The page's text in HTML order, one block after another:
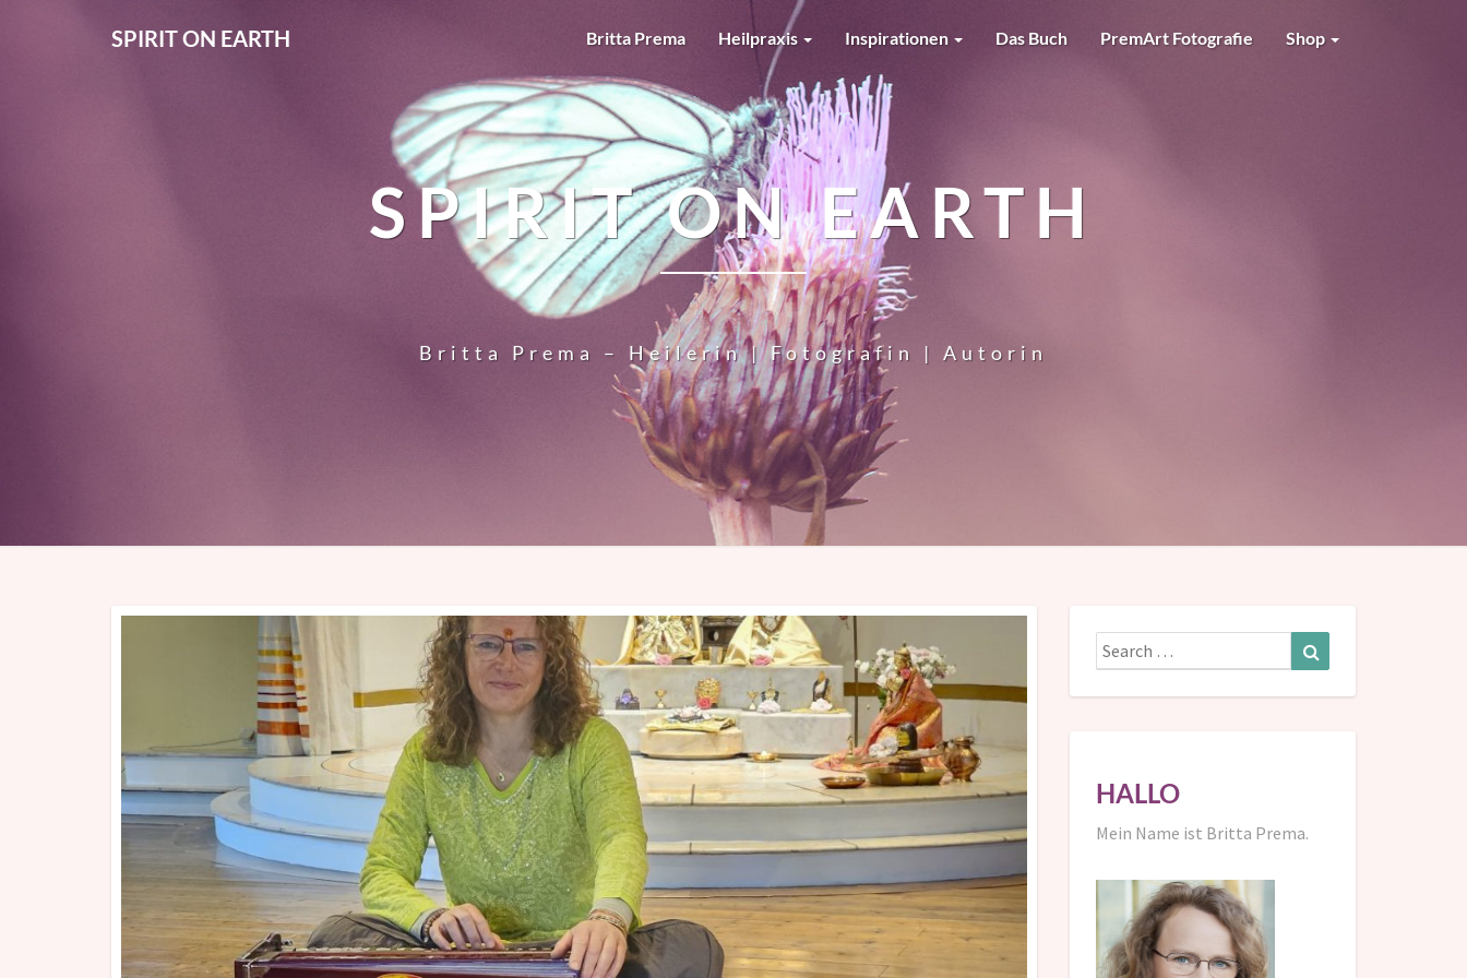
SPIRIT ON EARTH Britta Prema Heilpraxis Inspirationen Das Buch PremArt Fotografie Shop
SPIRIT ON EARTH
Britta Prema – Heilerin | Fotografin | Autorin
Search
for:
HALLO
Mein Name ist Britta Prema.